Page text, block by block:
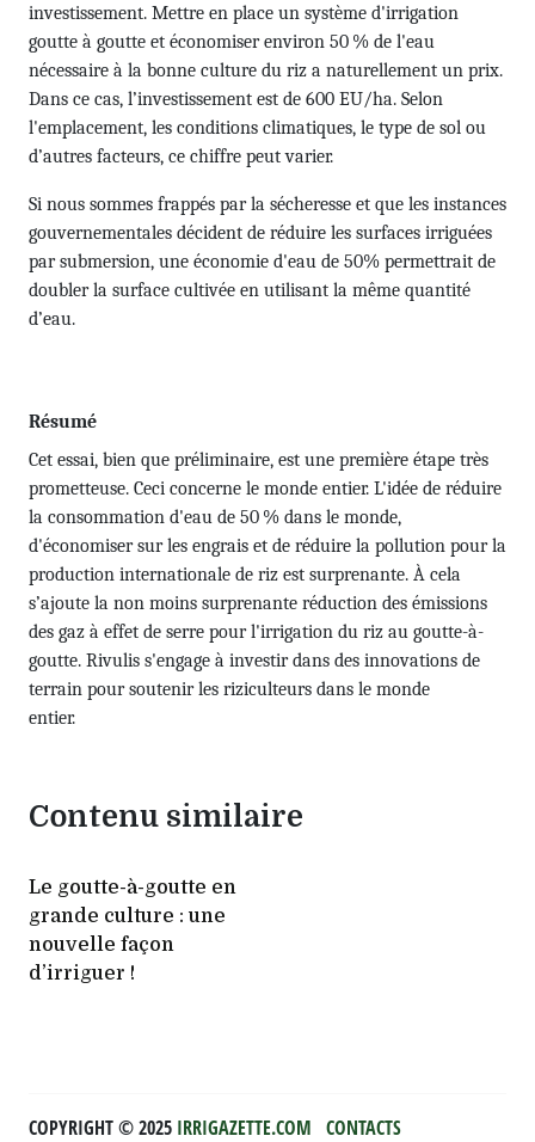
investisse­ment. Mettre en place un système d'irrigation
goutte à goutte et économiser environ 50 % de l'eau
nécessaire à la bonne culture du riz a naturellement un prix.
Dans ce cas, l’investissement est de 600 EU/ha. Selon
l'emplacement, les conditions climatiques, le type de sol ou
d’autres facteurs, ce chiffre peut varier.
Si nous sommes frappés par la sécheresse et que les instances
gouvernementales décident de réduire les surfaces irriguées
par submersion, une économie d'eau de 50% permettrait de
doubler la surface cultivée en utilisant la même quantité
d’eau.
Résumé
Cet essai, bien que préliminaire, est une première étape très
prometteuse. Ceci concerne le monde entier. L'idée de réduire
la consommation d'eau de 50 % dans le monde,
d'économiser sur les engrais et de réduire la pollution pour la
production internationale de riz est surprenante. À cela
s’ajoute la non moins surprenante réduction des émissions
des gaz à effet de serre pour l'irrigation du riz au goutte-à-
goutte. Rivulis s'engage à investir dans des innovations de
terrain pour soutenir les riziculteurs dans le monde
entier.
Contenu similaire
Le goutte-à-goutte en
grande culture : une
nouvelle façon
d’irriguer !
COPYRIGHT ©️ 2025 IRRIGAZETTE.COM CONTACTS